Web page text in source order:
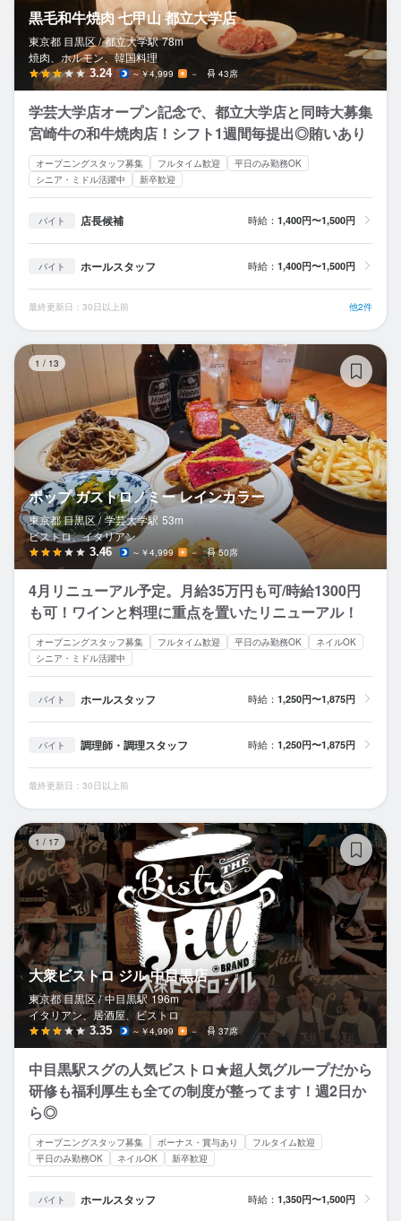
黒毛和牛焼肉 七甲山 都立大学店
東京都 目黒区 / 都立大学駅 78m
焼肉、ホルモン、韓国料理
3.24 ～￥4,999 － 43席
学芸大学店オープン記念で、都立大学店と同時大募集
宮崎牛の和牛焼肉店！シフト1週間毎提出◎賄いあり
オープニングスタッフ募集 フルタイム歓迎
平日のみ勤務OK
シニア・ミドル活躍中
新卒歓迎
バイト 店長候補 時給： 1,400円〜1,500円
バイト ホールスタッフ 時給： 1,400円〜1,500円
最終更新日：30日以上前 他2件
1 / 13
ポップ ガストロノミー レインカラー
東京都 目黒区 / 学芸大学駅 53m
ビストロ、イタリアン
3.46 ～￥4,999 － 50席
4月リニューアル予定。月給35万円も可/時給1300円
も可！ワインと料理に重点を置いたリニューアル！
オープニングスタッフ募集 フルタイム歓迎 平日のみ勤務OK
ネイルOK
シニア・ミドル活躍中
バイト ホールスタッフ 時給： 1,250円〜1,875円
バイト 調理師・調理スタッフ 時給： 1,250円〜1,875円
最終更新日：30日以上前
1 / 17
大衆ビストロ ジル 中目黒店
東京都 目黒区 / 中目黒駅 196m
イタリアン、居酒屋、ビストロ
3.35 ～￥4,999 － 37席
中目黒駅スグの人気ビストロ★超人気グループだから
研修も福利厚生も全ての制度が整ってます！週2日か
ら◎
オープニングスタッフ募集 ボーナス・賞与あり
フルタイム歓迎
平日のみ勤務OK
ネイルOK 新卒歓迎
バイト ホールスタッフ 時給： 1,350円〜1,500円